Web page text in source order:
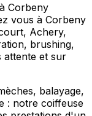
Corbeny
vous à Corbeny
Achery,
brushing,
attente et sur
balayage,
: notre coiffeuse